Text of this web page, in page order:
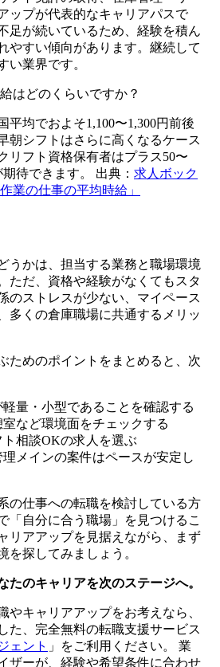
ップが代表的なキャリアパスで
足が続いているため、経験を積ん
やすい傾向があります。継続して
い業界です。
はどのくらいですか？
平均でおよそ1,100〜1,300円前後
朝シフトはさらに高くなるケース
リフト資格保有者はプラス50〜
待できます。 出典： 求人ボック
業の仕事の平均時給」
うかは、担当する業務と職場環境
ただ、資格や経験がなくてもスタ
のストレスが少ない、マイペース
多くの倉庫職場に共通するメリッ
ためのポイントをまとめると、次
量・小型であることを確認する
など環境面をチェックする
ト相談OKの求人を選ぶ
メインの案件はペースが安定し
の仕事への転職を検討している方
「自分に合う職場」を見つけるこ
リアアップを見据えながら、まず
を探してみましょう。
たのキャリアを次のステージへ。
やキャリアアップをお考えなら、
た、完全無料の転職支援サービス
ェント 」をご利用ください。 業
ザーが、経験や希望条件に合わせ